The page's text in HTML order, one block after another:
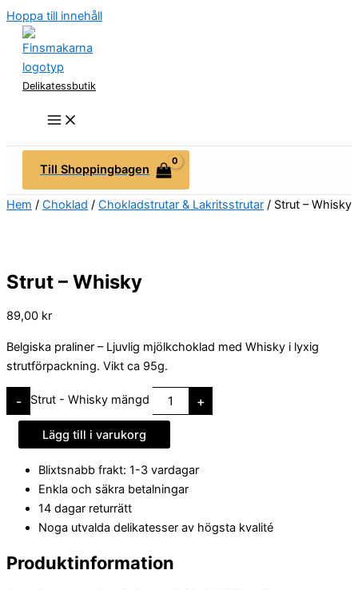
Hoppa till innehåll
Delikatessbutik
Till Shoppingbagen
Hem / Choklad / Chokladstrutar & Lakritsstrutar / Strut – Whisky
Strut – Whisky
89,00 kr
Belgiska praliner – Ljuvlig mjölkchoklad med Whisky i lyxig
strutförpackning. Vikt ca 95g.
- Strut - Whisky mängd +
Lägg till i varukorg
Blixtsnabb frakt: 1-3 vardagar
Enkla och säkra betalningar
14 dagar returrätt
Noga utvalda delikatesser av högsta kvalité
Produktinformation